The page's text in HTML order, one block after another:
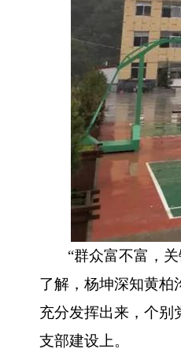
“群众富不富，
了解，杨坤深知黄柏
充分发挥出来，个别
支部建设上。